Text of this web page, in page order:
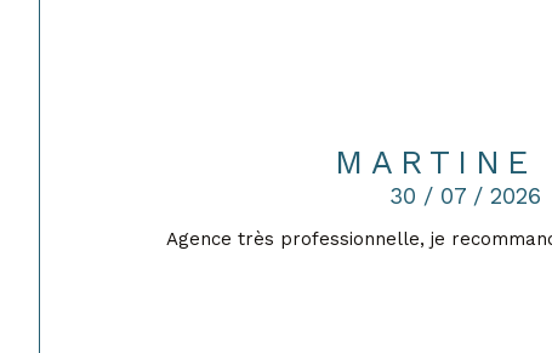
MARTINE
30 / 07 / 2026
Agence très professionnelle, je